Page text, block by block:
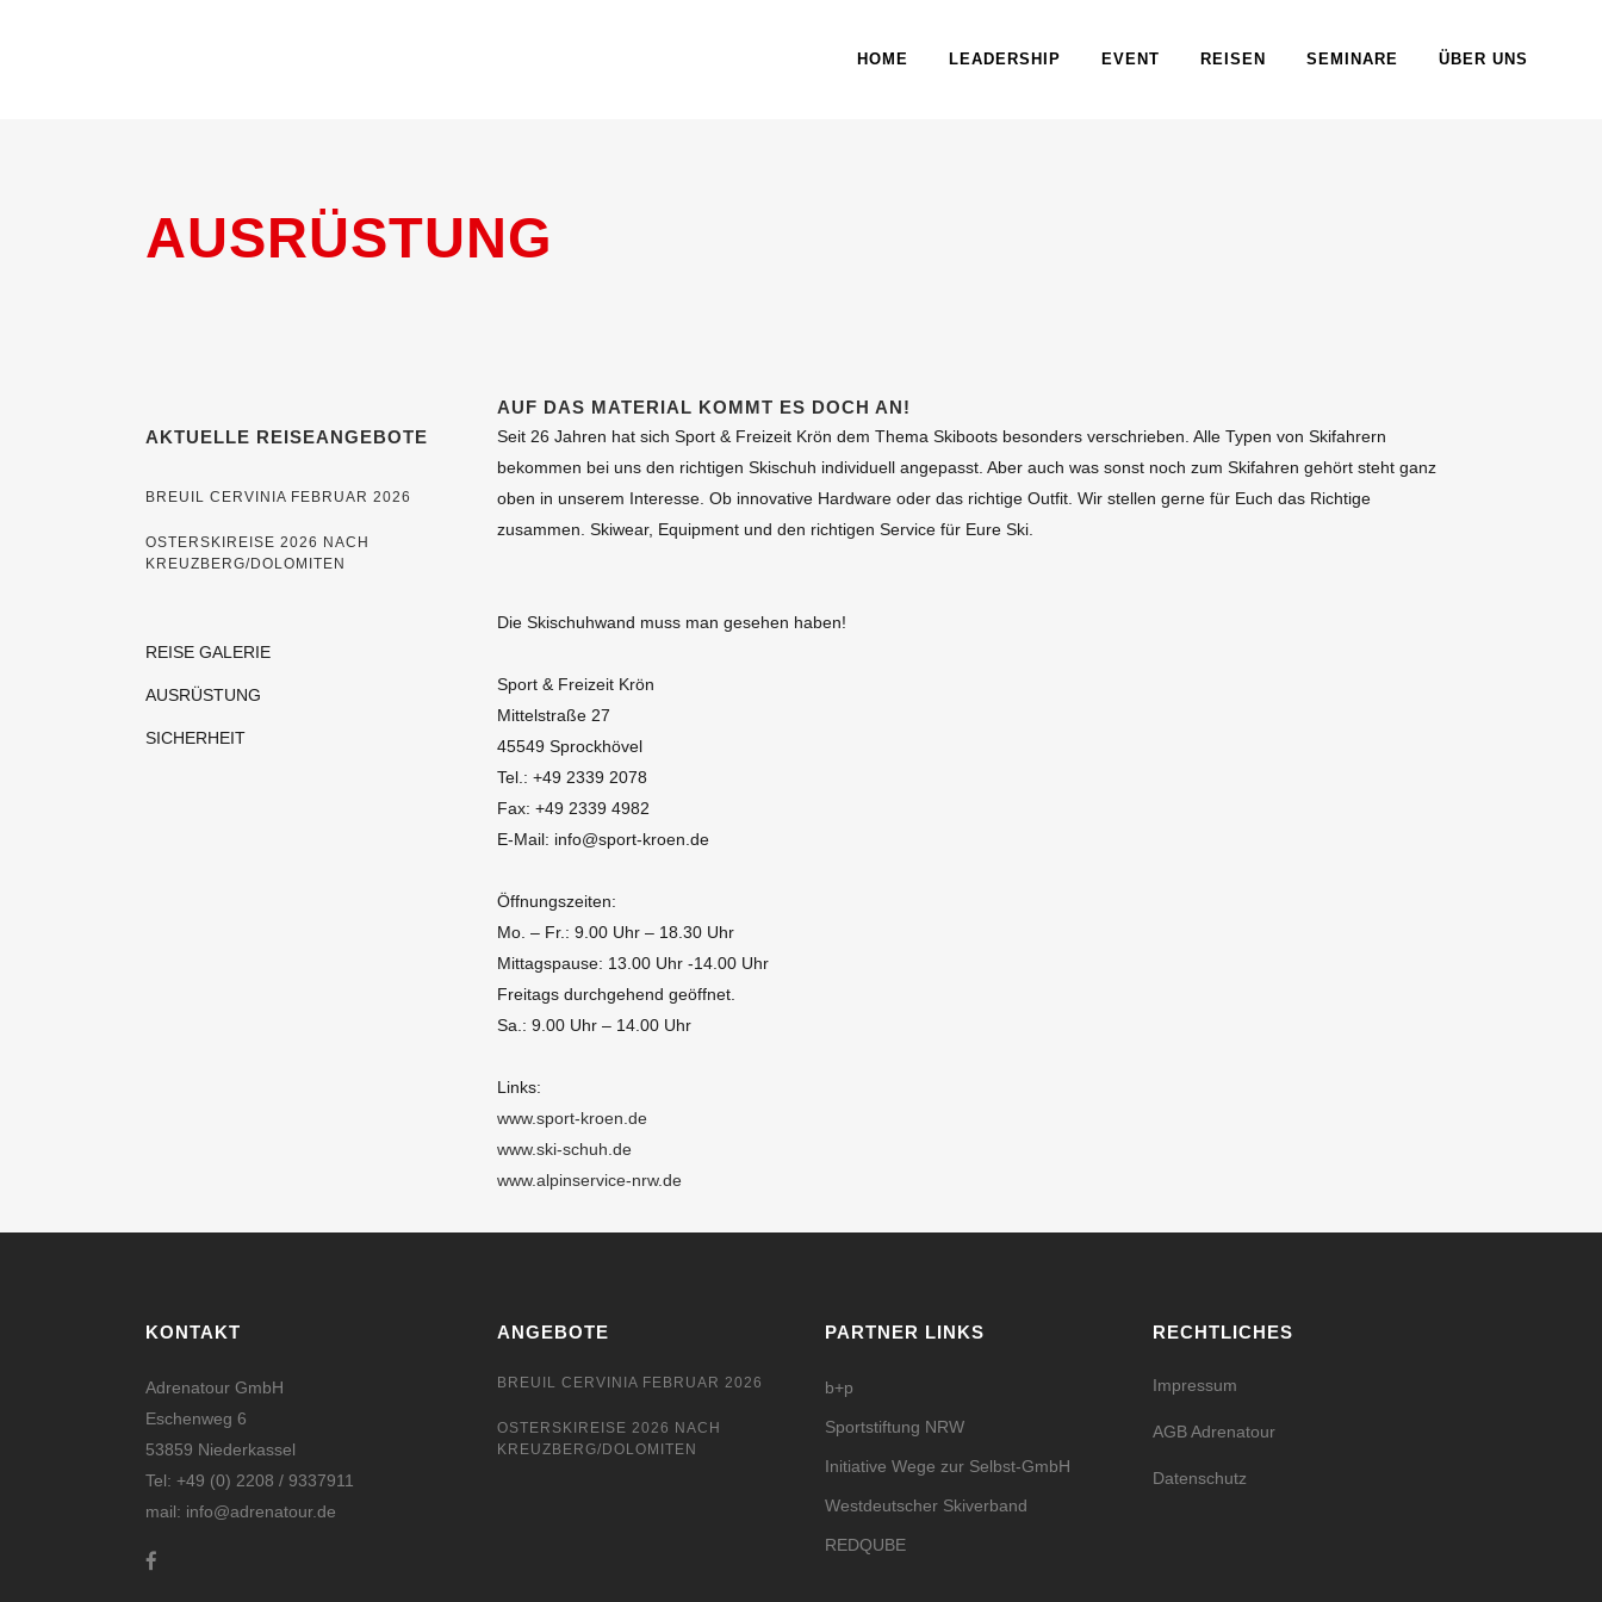
HOME LEADERSHIP EVENT REISEN SEMINARE ÜBER UNS
AUSRÜSTUNG
AKTUELLE REISEANGEBOTE
BREUIL CERVINIA FEBRUAR 2026
OSTERSKIREISE 2026 NACH
KREUZBERG/DOLOMITEN
REISE GALERIE
AUSRÜSTUNG
SICHERHEIT
AUF DAS MATERIAL KOMMT ES DOCH AN!
Seit 26 Jahren hat sich Sport & Freizeit Krön dem Thema Skiboots besonders verschrieben. Alle Typen von Skifahrern
bekommen bei uns den richtigen Skischuh individuell angepasst. Aber auch was sonst noch zum Skifahren gehört steht ganz
oben in unserem Interesse. Ob innovative Hardware oder das richtige Outfit. Wir stellen gerne für Euch das Richtige
zusammen. Skiwear, Equipment und den richtigen Service für Eure Ski.
Die Skischuhwand muss man gesehen haben!
Sport & Freizeit Krön
Mittelstraße 27
45549 Sprockhövel
Tel.: +49 2339 2078
Fax: +49 2339 4982
E-Mail: info@sport-kroen.de
Öffnungszeiten:
Mo. – Fr.: 9.00 Uhr – 18.30 Uhr
Mittagspause: 13.00 Uhr -14.00 Uhr
Freitags durchgehend geöffnet.
Sa.: 9.00 Uhr – 14.00 Uhr
Links:
www.sport-kroen.de
www.ski-schuh.de
www.alpinservice-nrw.de
KONTAKT
Adrenatour GmbH
Eschenweg 6
53859 Niederkassel
Tel: +49 (0) 2208 / 9337911
mail: info@adrenatour.de
ANGEBOTE
BREUIL CERVINIA FEBRUAR 2026
OSTERSKIREISE 2026 NACH
KREUZBERG/DOLOMITEN
PARTNER LINKS
b+p
Sportstiftung NRW
Initiative Wege zur Selbst-GmbH
Westdeutscher Skiverband
REDQUBE
RECHTLICHES
Impressum
AGB Adrenatour
Datenschutz